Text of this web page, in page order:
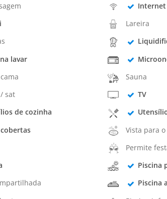
Internet
Lareira
lavar
Sauna
sat
TV
de cozinha
Vista para
Permite
Piscina
Piscina